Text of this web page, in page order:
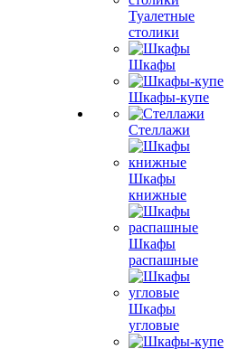
Туалетные
столики
Шкафы
Шкафы-купе
Стеллажи
Шкафы
книжные
Шкафы
распашные
Шкафы
угловые